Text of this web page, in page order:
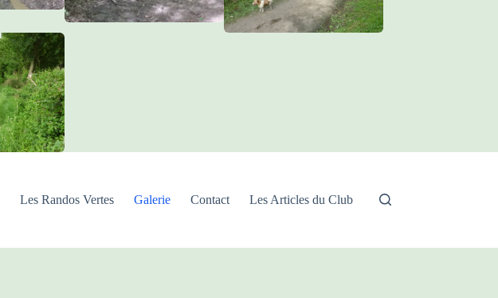
Les Randos Vertes Galerie Contact Les Articles du Club